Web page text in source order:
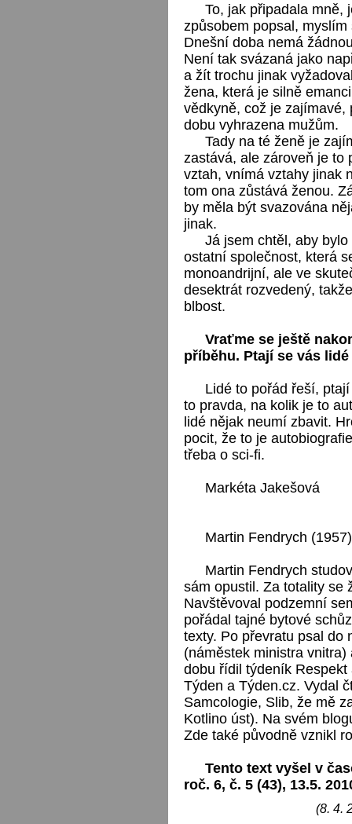
To, jak připadala mně,
způsobem popsal,
Dnešní doba nemá
Není tak svázaná jako
a žít trochu jinak
žena, která je silně
vědkyně, což je zajímavé,
dobu vyhrazena mužům.
Tady na té ženě je
zastává, ale zároveň je to
vztah, vnímá vztahy jinak
tom ona zůstává ženou.
by měla být svazována
jinak.
Já jsem chtěl, aby
ostatní společnost, která
monoandrijní, ale ve
desektrát rozvedený,
blbost.
Vraťme se ještě
příběhu. Ptají se vás
Lidé to pořád řeší,
to pravda, na kolik je to
lidé nějak neumí zbavit.
pocit, že to je
třeba o sci-fi.
Markéta Jakešová
Martin Fendrych (1957)
Martin Fendrych
sám opustil. Za totality se
Navštěvoval podzemní
pořádal tajné bytové
texty. Po převratu psal do
(náměstek ministra
dobu řídil týdeník
Týden a Týden.cz. Vydal
Samcologie, Slib, že mě
Kotlino úst). Na svém
Zde také původně vznikl
Tento text vyšel v
roč. 6, č. 5 (43), 13.5.
(8. 4.